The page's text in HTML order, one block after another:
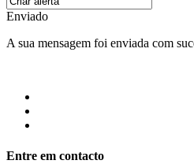
Enviado
A sua mensagem foi enviada com
Entre em contacto